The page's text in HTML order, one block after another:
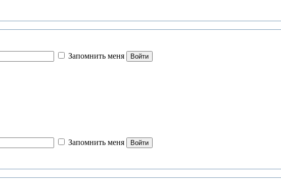
Запомнить меня
Войти
Запомнить меня
Войти